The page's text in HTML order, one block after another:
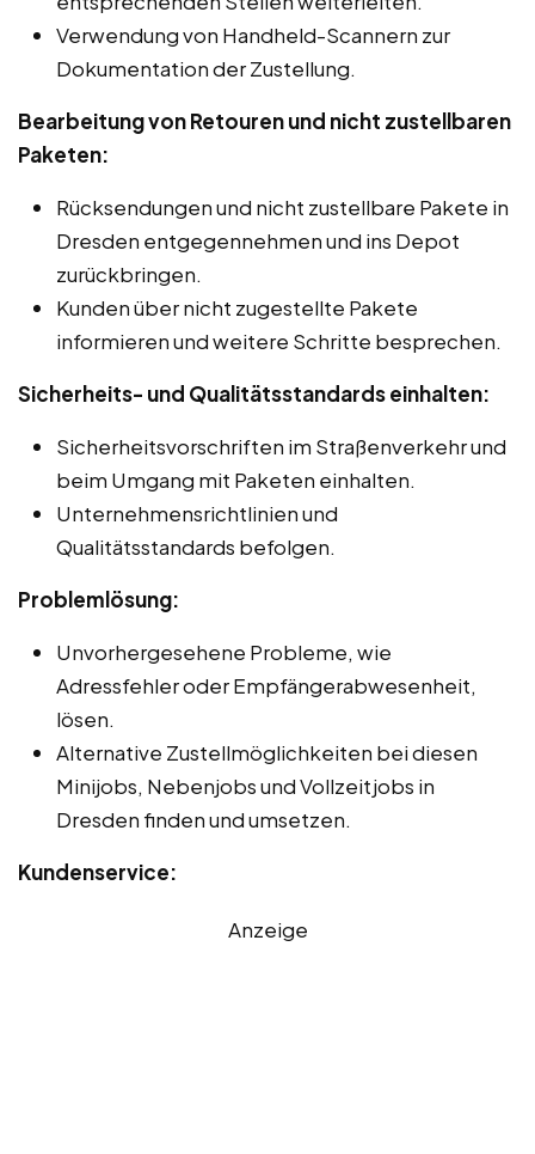
Verwendung von Handheld-Scannern zur
Dokumentation der Zustellung.
Bearbeitung von Retouren und nicht zustellbaren
Paketen:
Rücksendungen und nicht zustellbare Pakete in
Dresden entgegennehmen und ins Depot
zurückbringen.
Kunden über nicht zugestellte Pakete
informieren und weitere Schritte besprechen.
Sicherheits- und Qualitätsstandards einhalten:
Sicherheitsvorschriften im Straßenverkehr und
beim Umgang mit Paketen einhalten.
Unternehmensrichtlinien und
Qualitätsstandards befolgen.
Problemlösung:
Unvorhergesehene Probleme, wie
Adressfehler oder Empfängerabwesenheit,
lösen.
Alternative Zustellmöglichkeiten bei diesen
Minijobs, Nebenjobs und Vollzeitjobs in
Dresden finden und umsetzen.
Kundenservice:
Anzeige